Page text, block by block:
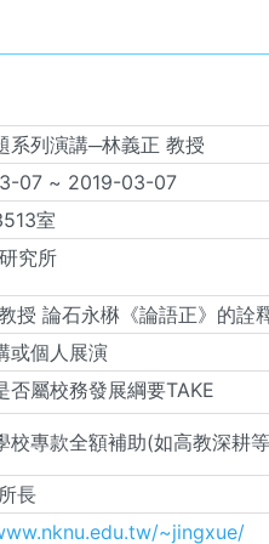
系列演講─林義正 教授
07 ~ 2019-03-07
室
究所
授 論石永楙《論語正》的詮
或個人展演
否屬校務發展綱要TAKE
校專款全額補助(如高教深耕
長
~jingxue/